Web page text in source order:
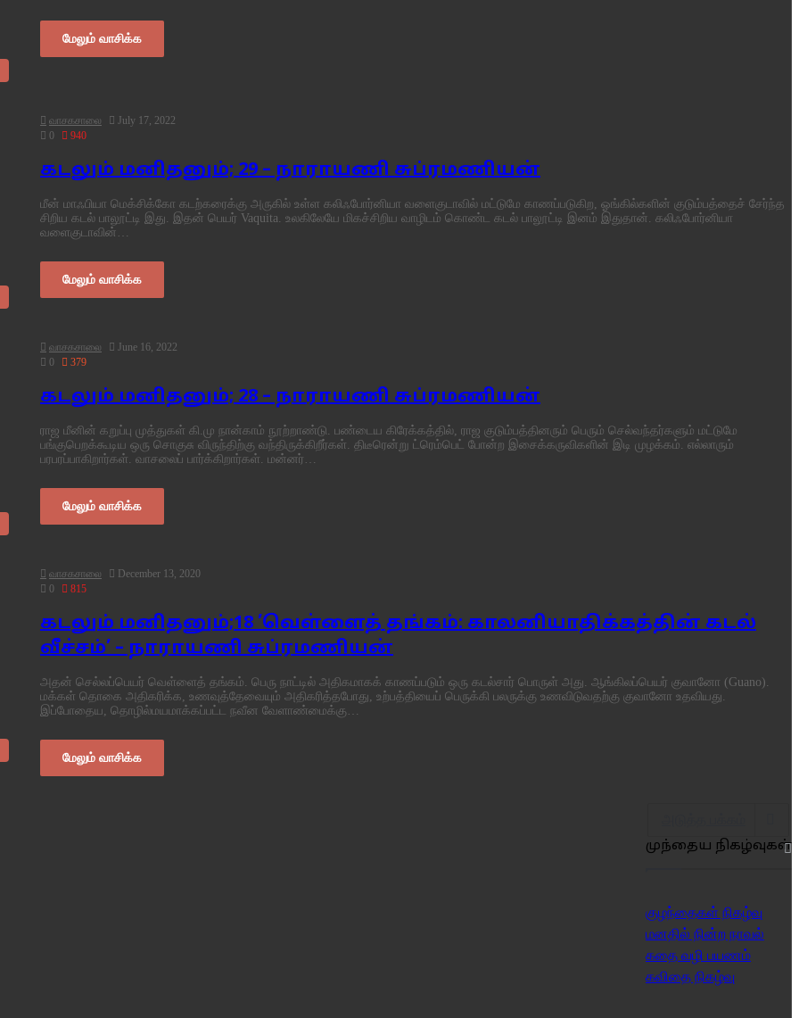
மேலும் வாசிக்க
வாசகசாலை
July 17, 2022
0
940
கடலும் மனிதனும்; 29 – நாராயணி சுப்ரமணியன்
மீன் மாஃபியா மெக்சிக்கோ கடற்கரைக்கு அருகில் உள்ள கலிஃபோர்னியா வளைகுடாவில் மட்டுமே காணப்படுகிற, ஓங்கில்களின் குடும்பத்தைச் சேர்ந்த
சிறிய கடல் பாலூட்டி இது. இதன் பெயர் Vaquita. உலகிலேயே மிகச்சிறிய வாழிடம் கொண்ட கடல் பாலூட்டி இனம் இதுதான். கலிஃபோர்னியா
வளைகுடாவின்…
மேலும் வாசிக்க
வாசகசாலை
June 16, 2022
0
379
கடலும் மனிதனும்; 28 – நாராயணி சுப்ரமணியன்
ராஜ மீனின் கறுப்பு முத்துகள் கி.மு நான்காம் நூற்றாண்டு. பண்டைய கிரேக்கத்தில், ராஜ குடும்பத்தினரும் பெரும் செல்வந்தர்களும் மட்டுமே
பங்குபெறக்கூடிய ஒரு சொகுசு விருந்திற்கு வந்திருக்கிறீர்கள். திடீரென்று ட்ரெம்பெட் போன்ற இசைக்கருவிகளின் இடி முழக்கம். எல்லாரும்
பரபரப்பாகிறார்கள். வாசலைப் பார்க்கிறார்கள். மன்னர்…
மேலும் வாசிக்க
வாசகசாலை
December 13, 2020
0
815
கடலும் மனிதனும்;18 ’வெள்ளைத் தங்கம்: காலனியாதிக்கத்தின் கடல்
வீச்சம்’ – நாராயணி சுப்ரமணியன்
அதன் செல்லப்பெயர் வெள்ளைத் தங்கம். பெரு நாட்டில் அதிகமாகக் காணப்படும் ஒரு கடல்சார் பொருள் அது. ஆங்கிலப்பெயர் குவானோ (Guano).
மக்கள் தொகை அதிகரிக்க, உணவுத்தேவையும் அதிகரித்தபோது, உற்பத்தியைப் பெருக்கி பலருக்கு உணவிடுவதற்கு குவானோ உதவியது.
இப்போதைய, தொழில்மயமாக்கப்பட்ட நவீன வேளாண்மைக்கு…
மேலும் வாசிக்க
முந்தைய நிகழ்வுகள்
குழந்தைகள் நிகழ்வு
மனதில் நின்ற நாவல்
கதை வழி பயணம்
கவிதை நிகழ்வு